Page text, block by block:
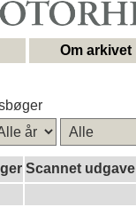
Om arkivet
Scannet udgave